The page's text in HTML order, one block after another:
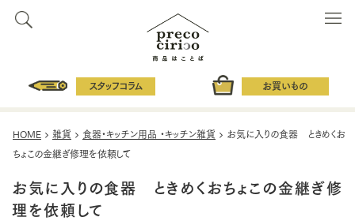
スタッフコラム お買いもの
HOME 雑貨 食器・キッチン用品 ・キッチン雑貨
お気に入りの食器 ときめくお
ちょこの金継ぎ修理を依頼して
お気に入りの食器 ときめくおちょこの金継ぎ修
理を依頼して